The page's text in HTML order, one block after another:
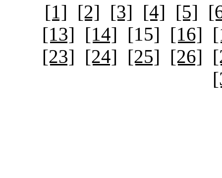
[1] [2] [3] [4] [5]
[13] [14] [15] [16]
[23] [24] [25] [26]